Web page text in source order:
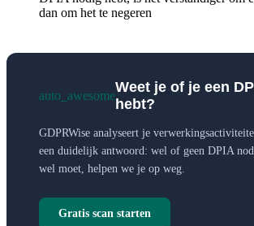
dan om het te negeren
auto_awesome
Weet je of je een
hebt?
GDPRWise analyseert je
een duidelijk antwoord: wel of geen DPIA
wel moet, helpen we je op weg.
Gratis scan starten